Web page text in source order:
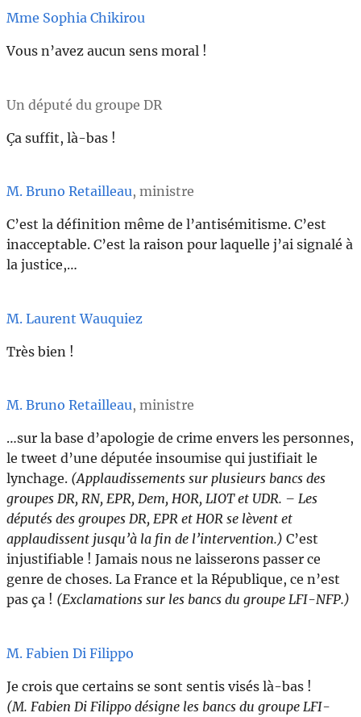
Mme Sophia Chikirou
Vous n’avez aucun sens moral !
Un député du groupe DR
Ça suffit, là-bas !
M. Bruno Retailleau, ministre
C’est la définition même de l’antisémitisme. C’est
inacceptable. C’est la raison pour laquelle j’ai signalé à
la justice,…
M. Laurent Wauquiez
Très bien !
M. Bruno Retailleau, ministre
…sur la base d’apologie de crime envers les personnes,
le tweet d’une députée insoumise qui justifiait le
lynchage. (Applaudissements sur plusieurs bancs des
groupes DR, RN, EPR, Dem, HOR, LIOT et UDR. – Les
députés des groupes DR, EPR et HOR se lèvent et
applaudissent jusqu’à la fin de l’intervention.) C’est
injustifiable ! Jamais nous ne laisserons passer ce
genre de choses. La France et la République, ce n’est
pas ça ! (Exclamations sur les bancs du groupe LFI-NFP.)
M. Fabien Di Filippo
Je crois que certains se sont sentis visés là-bas !
(M. Fabien Di Filippo désigne les bancs du groupe LFI-